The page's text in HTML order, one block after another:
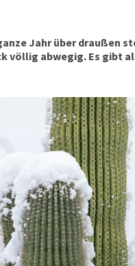
Jahr über draußen
völlig abwegig. Es gibt